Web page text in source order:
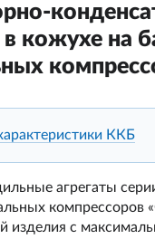
кожухе на
ККБ
агрегаты
компрессоров
изделия с